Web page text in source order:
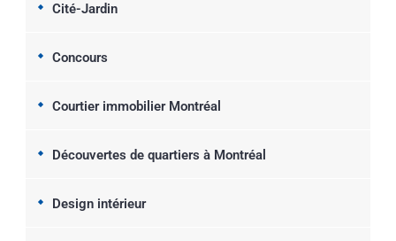
Cité-Jardin
Concours
Courtier immobilier Montréal
Découvertes de quartiers à Montréal
Design intérieur